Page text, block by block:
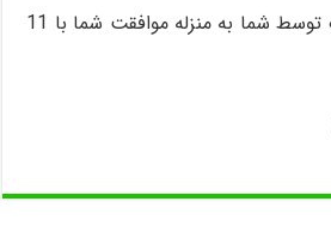
و یا واریز کارت به کارت توسط شما به منزله موافقت شما با 11